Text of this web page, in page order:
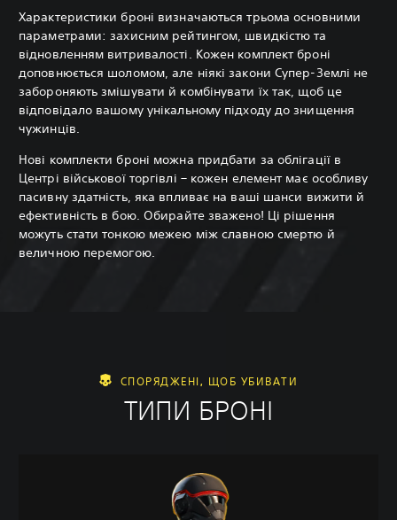
Характеристики броні визначаються трьома основними
параметрами: захисним рейтингом, швидкістю та
відновленням витривалості. Кожен комплект броні
доповнюється шоломом, але ніякі закони Супер-Землі не
забороняють змішувати й комбінувати їх так, щоб це
відповідало вашому унікальному підходу до знищення
чужинців.
Нові комплекти броні можна придбати за облігації в
Центрі військової торгівлі – кожен елемент має особливу
пасивну здатність, яка впливає на ваші шанси вижити й
ефективність в бою. Обирайте зважено! Ці рішення
можуть стати тонкою межею між славною смертю й
величною перемогою.
СПОРЯДЖЕНІ, ЩОБ УБИВАТИ
ТИПИ БРОНІ